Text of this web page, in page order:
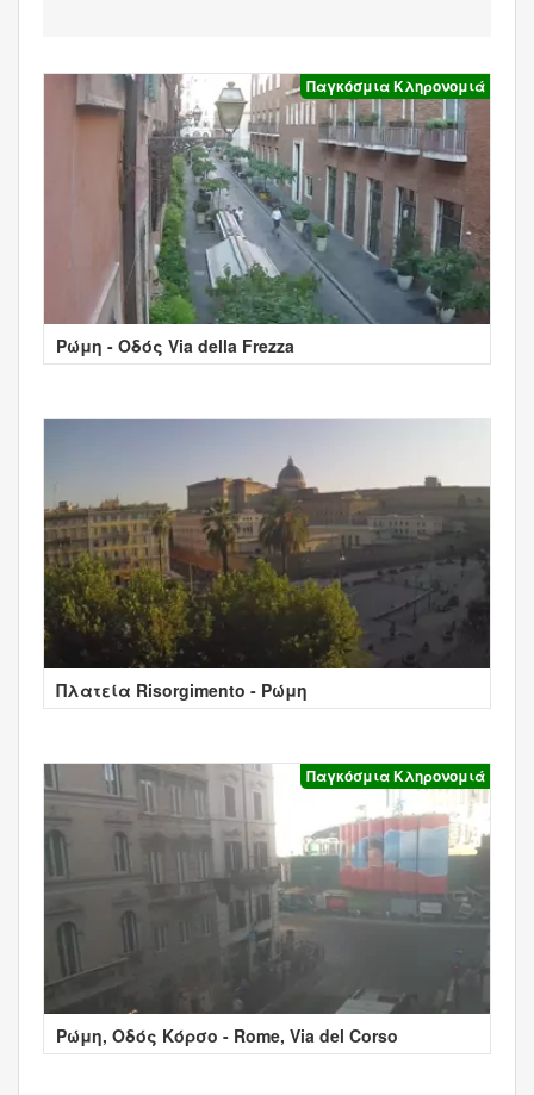
Παγκόσμια Κληρονομιά
Ρώμη - Οδός Via della Frezza
Πλατεία Risorgimento - Ρώμη
Παγκόσμια Κληρονομιά
Ρώμη, Οδός Κόρσο - Rome, Via del Corso